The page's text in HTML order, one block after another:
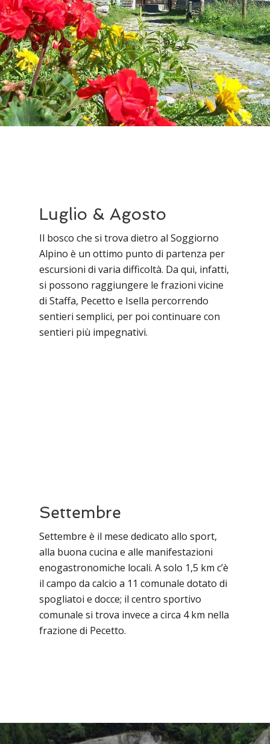
Luglio & Agosto
Il bosco che si trova dietro al Soggiorno
Alpino è un ottimo punto di partenza per
escursioni di varia difficoltà. Da qui, infatti,
si possono raggiungere le frazioni vicine
di Staffa, Pecetto e Isella percorrendo
sentieri semplici, per poi continuare con
sentieri più impegnativi.
Settembre
Settembre è il mese dedicato allo sport,
alla buona cucina e alle manifestazioni
enogastronomiche locali. A solo 1,5 km c’è
il campo da calcio a 11 comunale dotato di
spogliatoi e docce; il centro sportivo
comunale si trova invece a circa 4 km nella
frazione di Pecetto.